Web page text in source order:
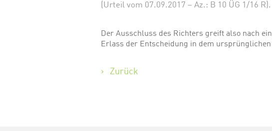
(Urteil vom 07.09.2017 – Az.: B 10 ÜG 1/16 R).
Der Ausschluss des Richters greift also nach
Erlass der Entscheidung in dem
Zurück